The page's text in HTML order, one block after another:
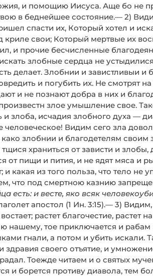
и помощию Иисуса. Аще бо не
в беднейшее состояние.— 2)
спасти их, Который хотел и
свои; Который мертвые их
и прочие бесчисленные
злобные сердца не
делает. Злобнии и завистливыи и
и погубить их. Не смотрят на
и не познают добра в них и
злое умышление свое.
и злоба, исчадия злобного духа —
Видим сего зла
злобнии и благодетелям своим
храниться от зависти и злобы,
пищи и пития, и не ядят мяса и
какая из того польза, что тело не
что под смертною казнию
есть: и весте, яко всяк
апостол (1 Ин. 3:15).— 3)
растет благочестие, растет
нашему, тое приключается и рабам
гнали, а потом и убить искали.
здравия своего отъятие, и
Тоежде читаем и о святых
и борется противу диавола, тем